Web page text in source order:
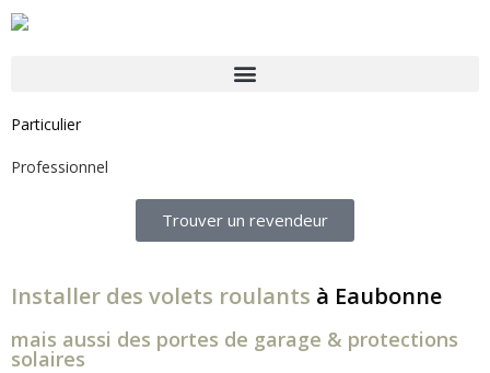
Particulier
Professionnel
Trouver un revendeur
Installer des volets roulants à Eaubonne
mais aussi des portes de garage & protections
solaires